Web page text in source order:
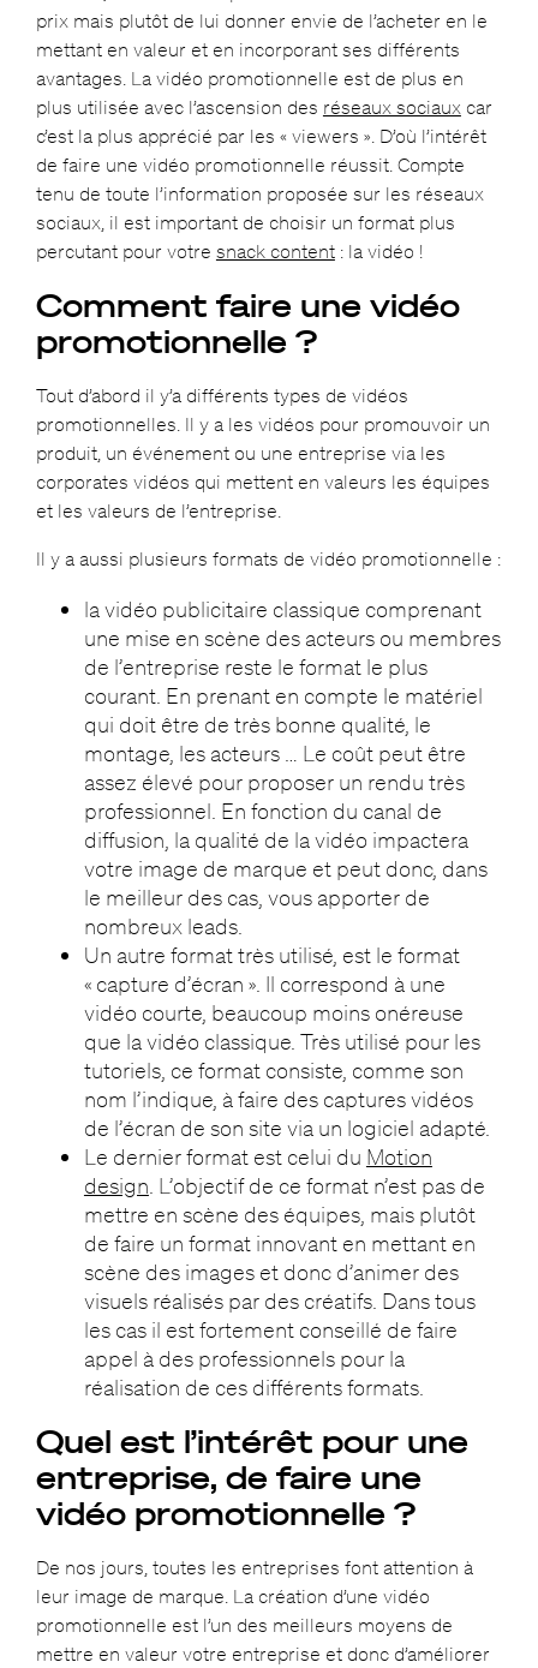
prix mais plutôt de lui donner envie de l’acheter en le
mettant en valeur et en incorporant ses différents
avantages. La vidéo promotionnelle est de plus en
plus utilisée avec l’ascension des réseaux sociauxcar
c’est la plus apprécié par les « viewers ». D’où l’intérêt
de faire une vidéo promotionnelle réussit. Compte
tenu de toute l’information proposée sur les réseaux
sociaux, il est important de choisir un format plus
percutant pour votre snack content: la vidéo !
Comment faire une vidéo
promotionnelle ?
Tout d’abord il y’a différents types de vidéos
promotionnelles. Il y a les vidéos pour promouvoir un
produit, un événement ou une entreprise via les
corporates vidéos qui mettent en valeurs les équipes
et les valeurs de l’entreprise.
Il y a aussi plusieurs formats de vidéo promotionnelle :
la vidéo publicitaire classique comprenant
une mise en scène des acteurs ou membres
de l’entreprise reste le format le plus
courant. En prenant en compte le matériel
qui doit être de très bonne qualité, le
montage, les acteurs … Le coût peut être
assez élevé pour proposer un rendu très
professionnel. En fonction du canal de
diffusion, la qualité de la vidéo impactera
votre image de marque et peut donc, dans
le meilleur des cas, vous apporter de
nombreux leads.
Un autre format très utilisé, est le format
« capture d’écran ». Il correspond à une
vidéo courte, beaucoup moins onéreuse
que la vidéo classique. Très utilisé pour les
tutoriels, ce format consiste, comme son
nom l’indique, à faire des captures vidéos
de l’écran de son site via un logiciel adapté.
Le dernier format est celui du Motion
design . L’objectif de ce format n’est pas de
mettre en scène des équipes, mais plutôt
de faire un format innovant en mettant en
scène des images et donc d’animer des
visuels réalisés par des créatifs. Dans tous
les cas il est fortement conseillé de faire
appel à des professionnels pour la
réalisation de ces différents formats.
Quel est l’intérêt pour une
entreprise, de faire une
vidéo promotionnelle ?
De nos jours, toutes les entreprises font attention à
leur image de marque. La création d’une vidéo
promotionnelle est l’un des meilleurs moyens de
mettre en valeur votre entreprise et donc d’améliorer